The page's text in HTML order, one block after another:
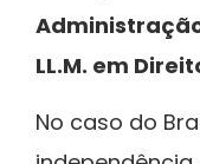
LL.M. em
No caso do